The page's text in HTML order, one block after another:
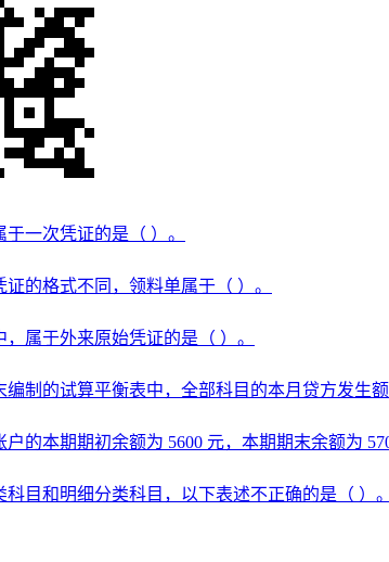
于一次凭证的是（ ）。
证的格式不同，领料单属于（ ）。
，属于外来原始凭证的是（ ）。
编制的试算平衡表中，全部科目的本月贷方发生
户的本期期初余额为 5600 元，本期期末余额为
科目和明细分类科目，以下表述不正确的是（ ）。